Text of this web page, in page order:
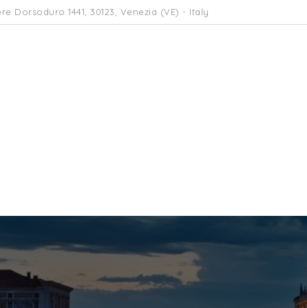
Dorsoduro 1441, 30123, Venezia (VE) - Italy